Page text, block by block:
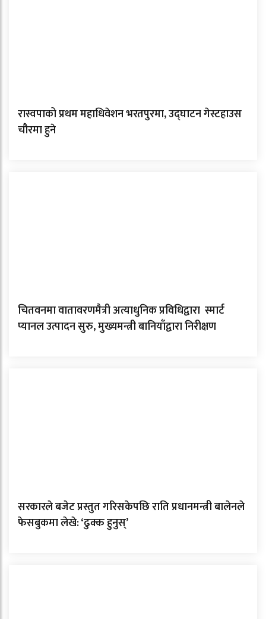
रास्वपाको प्रथम महाधिवेशन भरतपुरमा, उद्घाटन गेस्टहाउस
चौरमा हुने
चितवनमा वातावरणमैत्री अत्याधुनिक प्रविधिद्वारा स्मार्ट
प्यानल उत्पादन सुरु, मुख्यमन्त्री बानियाँद्वारा निरीक्षण
सरकारले बजेट प्रस्तुत गरिसकेपछि राति प्रधानमन्त्री बालेनले
फेसबुकमा लेखे: ‘ढुक्क हुनुस्’